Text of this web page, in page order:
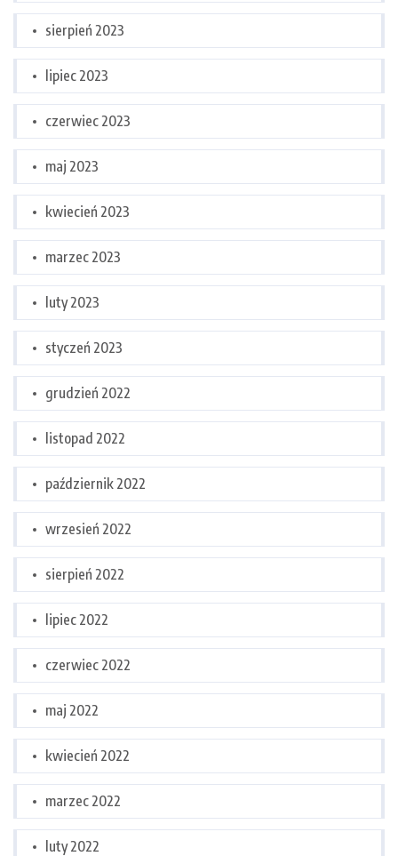
sierpień 2023
lipiec 2023
czerwiec 2023
maj 2023
kwiecień 2023
marzec 2023
luty 2023
styczeń 2023
grudzień 2022
listopad 2022
październik 2022
wrzesień 2022
sierpień 2022
lipiec 2022
czerwiec 2022
maj 2022
kwiecień 2022
marzec 2022
luty 2022